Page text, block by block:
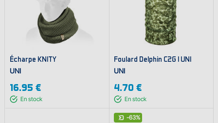
Écharpe KNITY
UNI
16.95 €
En stock
Foulard Delphin C2G I UNI
UNI
4.70 €
En stock
-63%